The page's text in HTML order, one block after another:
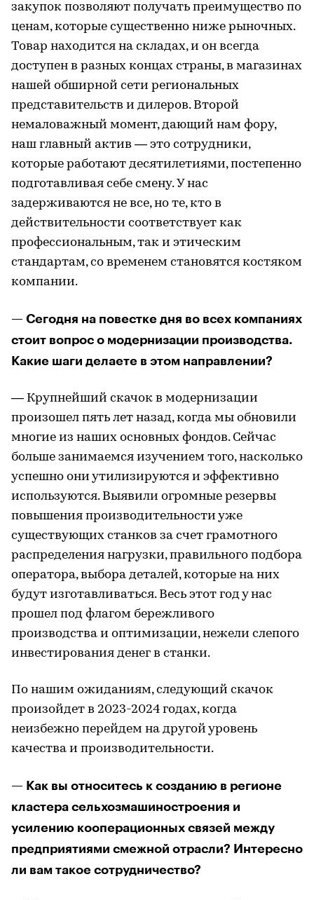
закупок позволяют получать преимущество по
ценам, которые существенно ниже рыночных.
Товар находится на складах, и он всегда
доступен в разных концах страны, в магазинах
нашей обширной сети региональных
представительств и дилеров. Второй
немаловажный момент, дающий нам фору,
наш главный актив — это сотрудники,
которые работают десятилетиями, постепенно
подготавливая себе смену. У нас
задерживаются не все, но те, кто в
действительности соответствует как
профессиональным, так и этическим
стандартам, со временем становятся костяком
компании.
— Сегодня на повестке дня во всех компаниях
стоит вопрос о модернизации производства.
Какие шаги делаете в этом направлении?
— Крупнейший скачок в модернизации
произошел пять лет назад, когда мы обновили
многие из наших основных фондов. Сейчас
больше занимаемся изучением того, насколько
успешно они утилизируются и эффективно
используются. Выявили огромные резервы
повышения производительности уже
существующих станков за счет грамотного
распределения нагрузки, правильного подбора
оператора, выбора деталей, которые на них
будут изготавливаться. Весь этот год у нас
прошел под флагом бережливого
производства и оптимизации, нежели слепого
инвестирования денег в станки.
По нашим ожиданиям, следующий скачок
произойдет в 2023-2024 годах, когда
неизбежно перейдем на другой уровень
качества и производительности.
— Как вы относитесь к созданию в регионе
кластера сельхозмашиностроения и
усилению кооперационных связей между
предприятиями смежной отрасли? Интересно
ли вам такое сотрудничество?